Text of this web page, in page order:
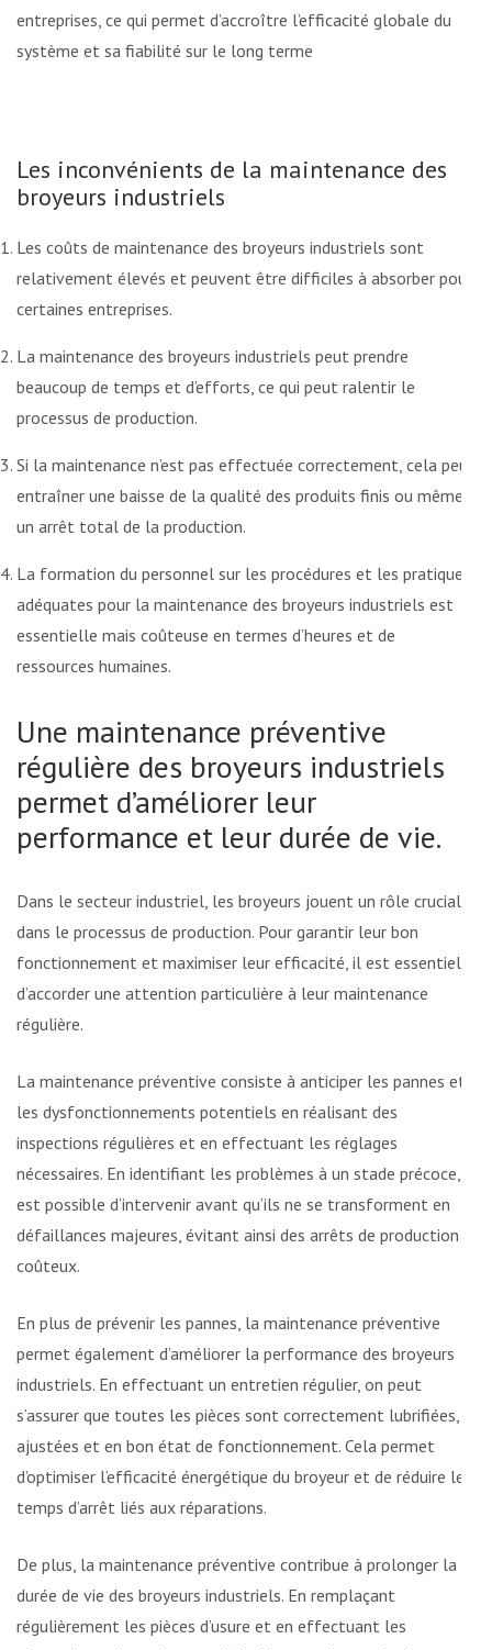
entreprises, ce qui permet d’accroître l’efficacité globale du
système et sa fiabilité sur le long terme
Les inconvénients de la maintenance des
broyeurs industriels
Les coûts de maintenance des broyeurs industriels sont
relativement élevés et peuvent être difficiles à absorber pour
certaines entreprises.
La maintenance des broyeurs industriels peut prendre
beaucoup de temps et d’efforts, ce qui peut ralentir le
processus de production.
Si la maintenance n’est pas effectuée correctement, cela peut
entraîner une baisse de la qualité des produits finis ou même
un arrêt total de la production.
La formation du personnel sur les procédures et les pratiques
adéquates pour la maintenance des broyeurs industriels est
essentielle mais coûteuse en termes d’heures et de
ressources humaines.
Une maintenance préventive
régulière des broyeurs industriels
permet d’améliorer leur
performance et leur durée de vie.
Dans le secteur industriel, les broyeurs jouent un rôle crucial
dans le processus de production. Pour garantir leur bon
fonctionnement et maximiser leur efficacité, il est essentiel
d’accorder une attention particulière à leur maintenance
régulière.
La maintenance préventive consiste à anticiper les pannes et
les dysfonctionnements potentiels en réalisant des
inspections régulières et en effectuant les réglages
nécessaires. En identifiant les problèmes à un stade précoce, il
est possible d’intervenir avant qu’ils ne se transforment en
défaillances majeures, évitant ainsi des arrêts de production
coûteux.
En plus de prévenir les pannes, la maintenance préventive
permet également d’améliorer la performance des broyeurs
industriels. En effectuant un entretien régulier, on peut
s’assurer que toutes les pièces sont correctement lubrifiées,
ajustées et en bon état de fonctionnement. Cela permet
d’optimiser l’efficacité énergétique du broyeur et de réduire les
temps d’arrêt liés aux réparations.
De plus, la maintenance préventive contribue à prolonger la
durée de vie des broyeurs industriels. En remplaçant
régulièrement les pièces d’usure et en effectuant les